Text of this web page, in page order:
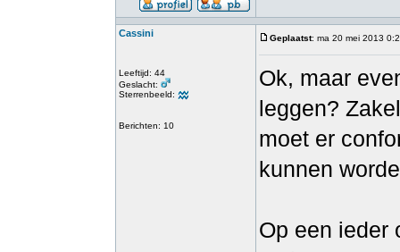
Cassini
Leeftijd: 44
Geslacht:
Sterrenbeeld:
Berichten: 10
Geplaatst: ma 20 mei 2013
Ok, maar
leggen?
moet er
kunnen
Op een ieder